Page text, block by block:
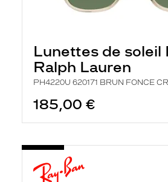
Lunettes de soleil
Ralph Lauren
PH4220U 620171 BRUN FONCE CR
185,00 €